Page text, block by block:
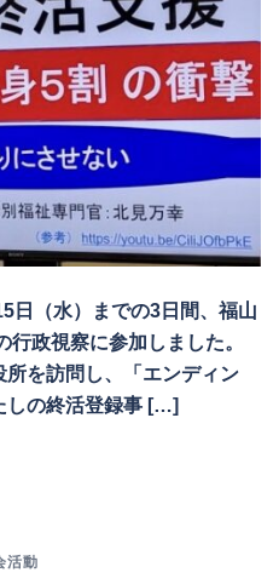
日（水）までの3日間、福山
政視察に参加しました。
を訪問し、「エンディン
しの終活登録事 […]
活動